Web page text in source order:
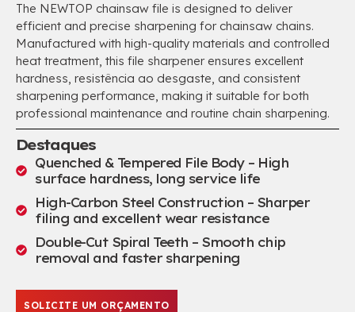
The NEWTOP chainsaw file is designed to deliver
efficient and precise sharpening for chainsaw chains.
Manufactured with high-quality materials and controlled
heat treatment, this file sharpener ensures excellent
hardness, resistência ao desgaste, and consistent
sharpening performance, making it suitable for both
professional maintenance and routine chain sharpening.
Destaques
Quenched & Tempered File Body – High
surface hardness, long service life
High-Carbon Steel Construction – Sharper
filing and excellent wear resistance
Double-Cut Spiral Teeth – Smooth chip
removal and faster sharpening
SOLICITE UM ORÇAMENTO